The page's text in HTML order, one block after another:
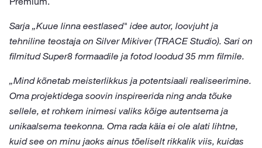
Sarja „Kuue linna eestlased" idee autor, loovjuht ja
tehniline teostaja on Silver Mikiver (TRACE Studio). Sari on
filmitud Super8 formaadile ja fotod loodud 35 mm filmile.
„Mind kõnetab meisterlikkus ja potentsiaali realiseerimine.
Oma projektidega soovin inspireerida ning anda tõuke
sellele, et rohkem inimesi valiks kõige autentsema ja
unikaalsema teekonna. Oma rada käia ei ole alati lihtne,
kuid see on minu jaoks ainus tõeliselt rikkalik viis, kuidas